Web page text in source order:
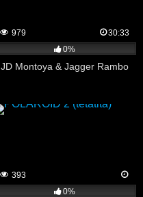
979
30:33
0%
JD Montoya & Jagger Rambo
393
0%